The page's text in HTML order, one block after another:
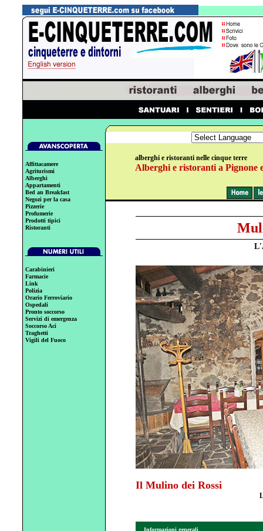
Affittacamere
Agriturismi
Alberghi
Appartamenti
Bed an Breakfast
Negozi per la casa
Pizzerie
Profumerie
Prodotti tipici
Ristoranti
Carabinieri
Farmacie
Link
Polizia
Orario Ferroviario
Ospedali
Pronto soccorso
Servizi di emergenza
Soccorso Aci
Traghetti
Vigili del Fuoco
alberghi e ristoranti nelle cinque terre
Alberghi e ristoranti a Pignone
Il Mulino dei Rossi
Informazioni generali